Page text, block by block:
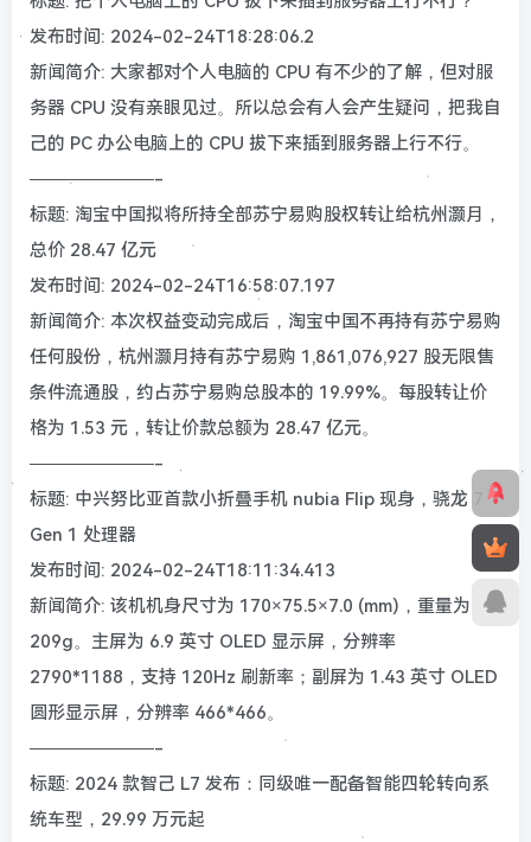
发布时间: 2024-02-24T18:28:06.2
新闻简介: 大家都对个人电脑的 CPU 有不少的了解，但对服
务器 CPU 没有亲眼见过。所以总会有人会产生疑问，把我自
己的 PC 办公电脑上的 CPU 拔下来插到服务器上行不行。
———————-
标题: 淘宝中国拟将所持全部苏宁易购股权转让给杭州灏月，
总价 28.47 亿元
发布时间: 2024-02-24T16:58:07.197
新闻简介: 本次权益变动完成后，淘宝中国不再持有苏宁易购
任何股份，杭州灏月持有苏宁易购 1,861,076,927 股无限售
条件流通股，约占苏宁易购总股本的 19.99%。每股转让价
格为 1.53 元，转让价款总额为 28.47 亿元。
———————-
标题: 中兴努比亚首款小折叠手机 nubia Flip 现身，骁龙 7
Gen 1 处理器
发布时间: 2024-02-24T18:11:34.413
新闻简介: 该机机身尺寸为 170×75.5×7.0 (mm)，重量为
209g。主屏为 6.9 英寸 OLED 显示屏，分辨率
2790*1188，支持 120Hz 刷新率；副屏为 1.43 英寸 OLED
圆形显示屏，分辨率 466*466。
———————-
标题: 2024 款智己 L7 发布：同级唯一配备智能四轮转向系
统车型，29.99 万元起